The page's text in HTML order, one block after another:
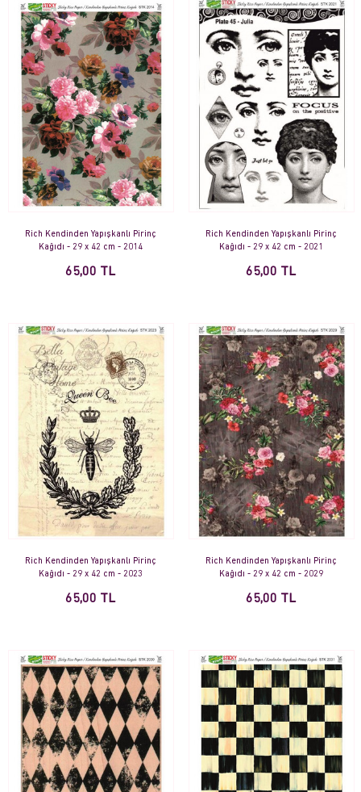
Rich Kendinden Yapışkanlı Pirinç
Kağıdı - 29 x 42 cm - 2014
65,00 TL
Rich Kendinden Yapışkanlı Pirinç
Kağıdı - 29 x 42 cm - 2021
65,00 TL
Rich Kendinden Yapışkanlı Pirinç
Kağıdı - 29 x 42 cm - 2023
65,00 TL
Rich Kendinden Yapışkanlı Pirinç
Kağıdı - 29 x 42 cm - 2029
65,00 TL